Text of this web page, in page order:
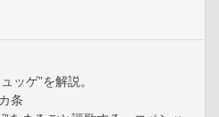
ッゲ”を解説。
条